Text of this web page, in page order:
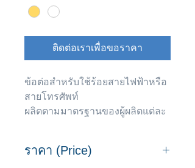
ติดต่อเราเพื่อขอราคา
ข้อต่อสำหรับใช้ร้อยสายไฟฟ้าหรือ
สายโทรศัพท์
ผลิตตามมาตรฐานของผู้ผลิตแต่ละ
ราคา (Price)